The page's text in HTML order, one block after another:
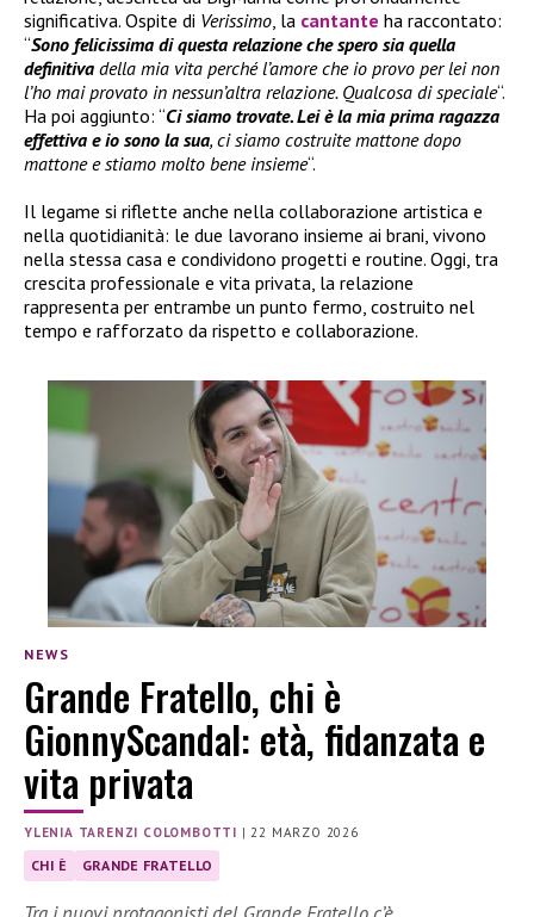
significativa. Ospite di Verissimo , la cantante ha raccontato:
“Sono felicissima di questa relazione che spero sia quella
definitiva della mia vita perché l’amore che io provo per lei non
l’ho mai provato in nessun’altra relazione. Qualcosa di speciale“.
Ha poi aggiunto: “Ci siamo trovate. Lei è la mia prima ragazza
effettiva e io sono la sua, ci siamo costruite mattone dopo
mattone e stiamo molto bene insieme“.
Il legame si riflette anche nella collaborazione artistica e
nella quotidianità: le due lavorano insieme ai brani, vivono
nella stessa casa e condividono progetti e routine. Oggi, tra
crescita professionale e vita privata, la relazione
rappresenta per entrambe un punto fermo, costruito nel
tempo e rafforzato da rispetto e collaborazione.
NEWS
Grande Fratello, chi è
GionnyScandal: età, fidanzata e
vita privata
YLENIA TARENZI COLOMBOTTI |22 MARZO 2026
CHI È GRANDE FRATELLO